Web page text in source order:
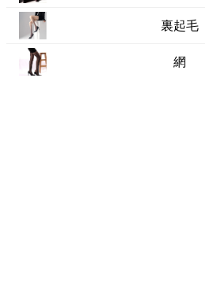
裏起毛
網